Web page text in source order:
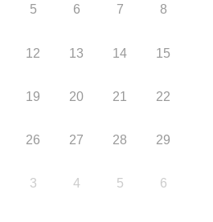
5 6 7 8
12 13 14 15
19 20 21 22
26 27 28 29
3 4 5 6